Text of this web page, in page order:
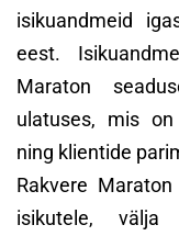
isikuandmeid
eest.
Maraton
ulatuses, mis
ning klientide
Rakvere
isikutele,